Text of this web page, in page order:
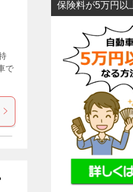
で
保険料が5万円以